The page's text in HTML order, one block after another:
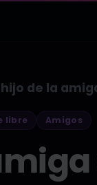
hijo de la
libre Amigos